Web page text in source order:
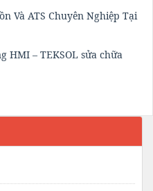
Và ATS Chuyên Nghiệp Tại
HMI – TEKSOL sửa chữa